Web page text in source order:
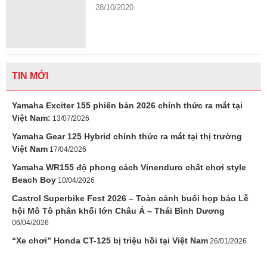
28/10/2020
TIN MỚI
Yamaha Exciter 155 phiên bản 2026 chính thức ra mắt tại
Việt Nam: 13/07/2026
Yamaha Gear 125 Hybrid chính thức ra mắt tại thị trường
Việt Nam 17/04/2026
Yamaha WR155 độ phong cách Vinenduro chất chơi style
Beach Boy 10/04/2026
Castrol Superbike Fest 2026 – Toàn cảnh buổi họp báo Lễ
hội Mô Tô phân khối lớn Châu Á – Thái Bình Dương
06/04/2026
“Xe chơi” Honda CT-125 bị triệu hồi tại Việt Nam 26/01/2026